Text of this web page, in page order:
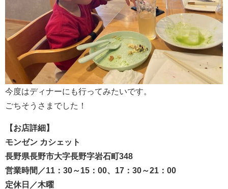
今度はディナーにも行ってみたいです。
ごちそうさまでした！
【お店詳細】
モンゼン カシェット
長野県長野市大字長野字岩石町348
営業時間／11：30～15：00、17：30～21：00
定休日／木曜